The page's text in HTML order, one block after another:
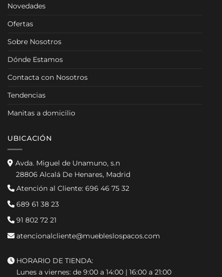
Novedades
Ofertas
Sobre Nosotros
Dónde Estamos
Contacta con Nosotros
Tendencias
Manitas a domicilio
UBICACIÓN
Avda. Miguel de Unamuno, s.n
28806 Alcalá De Henares, Madrid
Atención al Cliente: 696 46 75 32
689 61 38 23
91 802 72 21
atencionalcliente@muebleslospacos.com
HORARIO DE TIENDA:
Lunes a viernes: de 9:00 a 14:00 | 16:00 a 21:00